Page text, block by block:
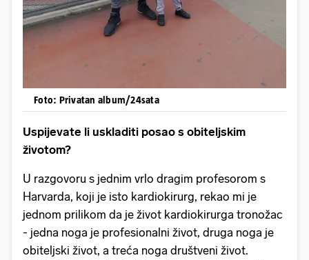
Foto: Privatan album/24sata
Uspijevate li uskladiti posao s obiteljskim
životom?
U razgovoru s jednim vrlo dragim profesorom s
Harvarda, koji je isto kardiokirurg, rekao mi je
jednom prilikom da je život kardiokirurga tronožac
- jedna noga je profesionalni život, druga noga je
obiteljski život, a treća noga društveni život.